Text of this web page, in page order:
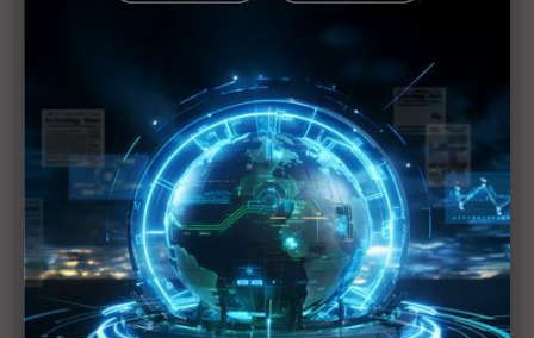
評析：一場台系IC設計力挺的COMPUTEX
建碁COMPUTEX展Edge IPC新品 打造高效AI科技
執法方案
黃仁勳直言AI晶片管制錯誤 業界示警：對美弊大於
台廠參戰人形機器人 供應鏈看好鴻海、和碩拔頭籌
《科技聽IC》COMPUTEX 2025今年的新商機？